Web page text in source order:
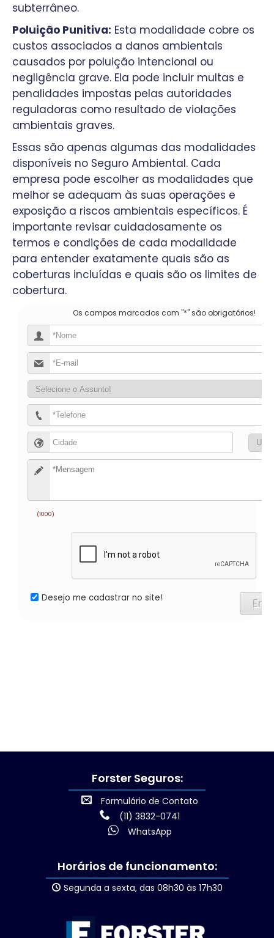
subterrâneo.
Poluição Punitiva: Esta modalidade cobre os
custos associados a danos ambientais
causados por poluição intencional ou
negligência grave. Ela pode incluir multas e
penalidades impostas pelas autoridades
reguladoras como resultado de violações
ambientais graves.
Essas são apenas algumas das modalidades
disponíveis no Seguro Ambiental. Cada
empresa pode escolher as modalidades que
melhor se adequam às suas operações e
exposição a riscos ambientais específicos. É
importante revisar cuidadosamente os
termos e condições de cada modalidade
para entender exatamente quais são as
coberturas incluídas e quais são os limites de
cobertura.
Forster Seguros:
Formulário de Contato
(11) 3832-0741
WhatsApp
Horários de funcionamento:
Segunda a sexta, das 08h30 às 17h30